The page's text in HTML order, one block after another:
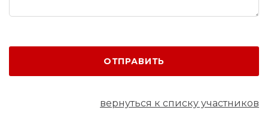
ОТПРАВИТЬ
вернуться к списку участников